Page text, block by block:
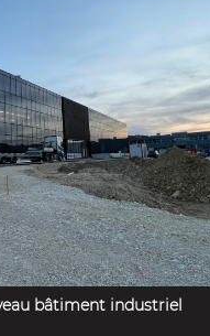
bâtiment industriel